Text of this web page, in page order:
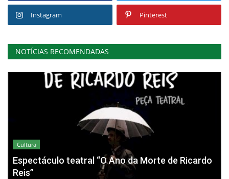
Instagram Pinterest
NOTÍCIAS RECOMENDADAS
Cultura
Espectáculo teatral “O Ano da Morte de Ricardo
Reis”